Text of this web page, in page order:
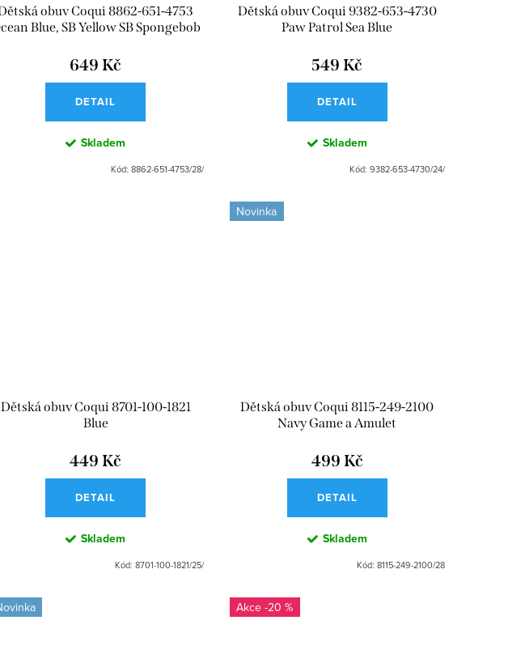
obuv Coqui 8862-651-4753
Blue, SB Yellow SB Spongebob
649 Kč
DETAIL
Skladem
Kód: 8862-651-4753/28/
Dětská obuv Coqui 9382-653-4730
Paw Patrol Sea Blue
549 Kč
DETAIL
Skladem
Kód: 9382-653-4730/24/
Dětská obuv Coqui 8701-100-1821
Blue
449 Kč
DETAIL
Skladem
Kód: 8701-100-1821/25/
Novinka
Dětská obuv Coqui 8115-249-2100
Navy Game a Amulet
499 Kč
DETAIL
Skladem
Kód: 8115-249-2100/28
-20 %